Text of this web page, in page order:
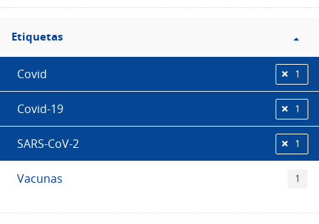
Filtro
Etiquetas
Etiquetas
Covid 1
Covid-19 1
SARS-CoV-2 1
Vacunas 1